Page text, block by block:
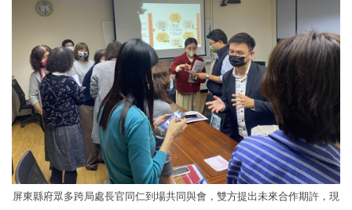
屏東縣府眾多跨局處長官同仁到場共同與會，雙方提出未來合作期許，現